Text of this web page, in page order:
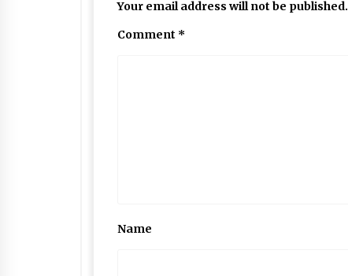
Your email address will not be published.
Comment *
Name